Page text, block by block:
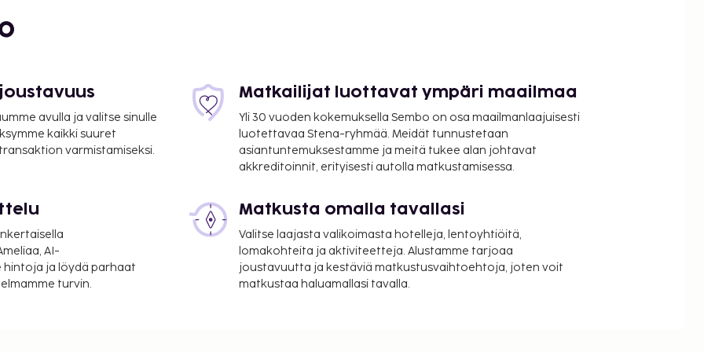
59,7 km / 37,1 mi
ja hissi.
avulla ja valitse sinulle
kaikki suuret
varmistamiseksi.
Matkailijat luottavat ympäri maailmaa
Yli 30 vuoden kokemuksella Sembo on osa maailmanlaajuisesti
luotettavaa Stena-ryhmää. Meidät tunnustetaan
asiantuntemuksestamme ja meitä tukee alan johtavat
akkreditoinnit, erityisesti autolla matkustamisessa.
AI-
ja löydä parhaat
turvin.
Matkusta omalla tavallasi
Valitse laajasta valikoimasta hotelleja, lentoyhtiöitä,
lomakohteita ja aktiviteetteja. Alustamme tarjoaa
joustavuutta ja kestäviä matkustusvaihtoehtoja, joten voit
matkustaa haluamallasi tavalla.